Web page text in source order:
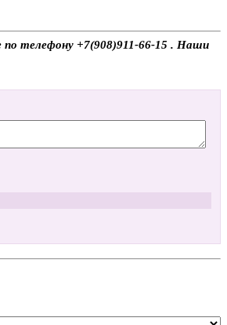
по телефону +7(908)911-66-15 . Наши